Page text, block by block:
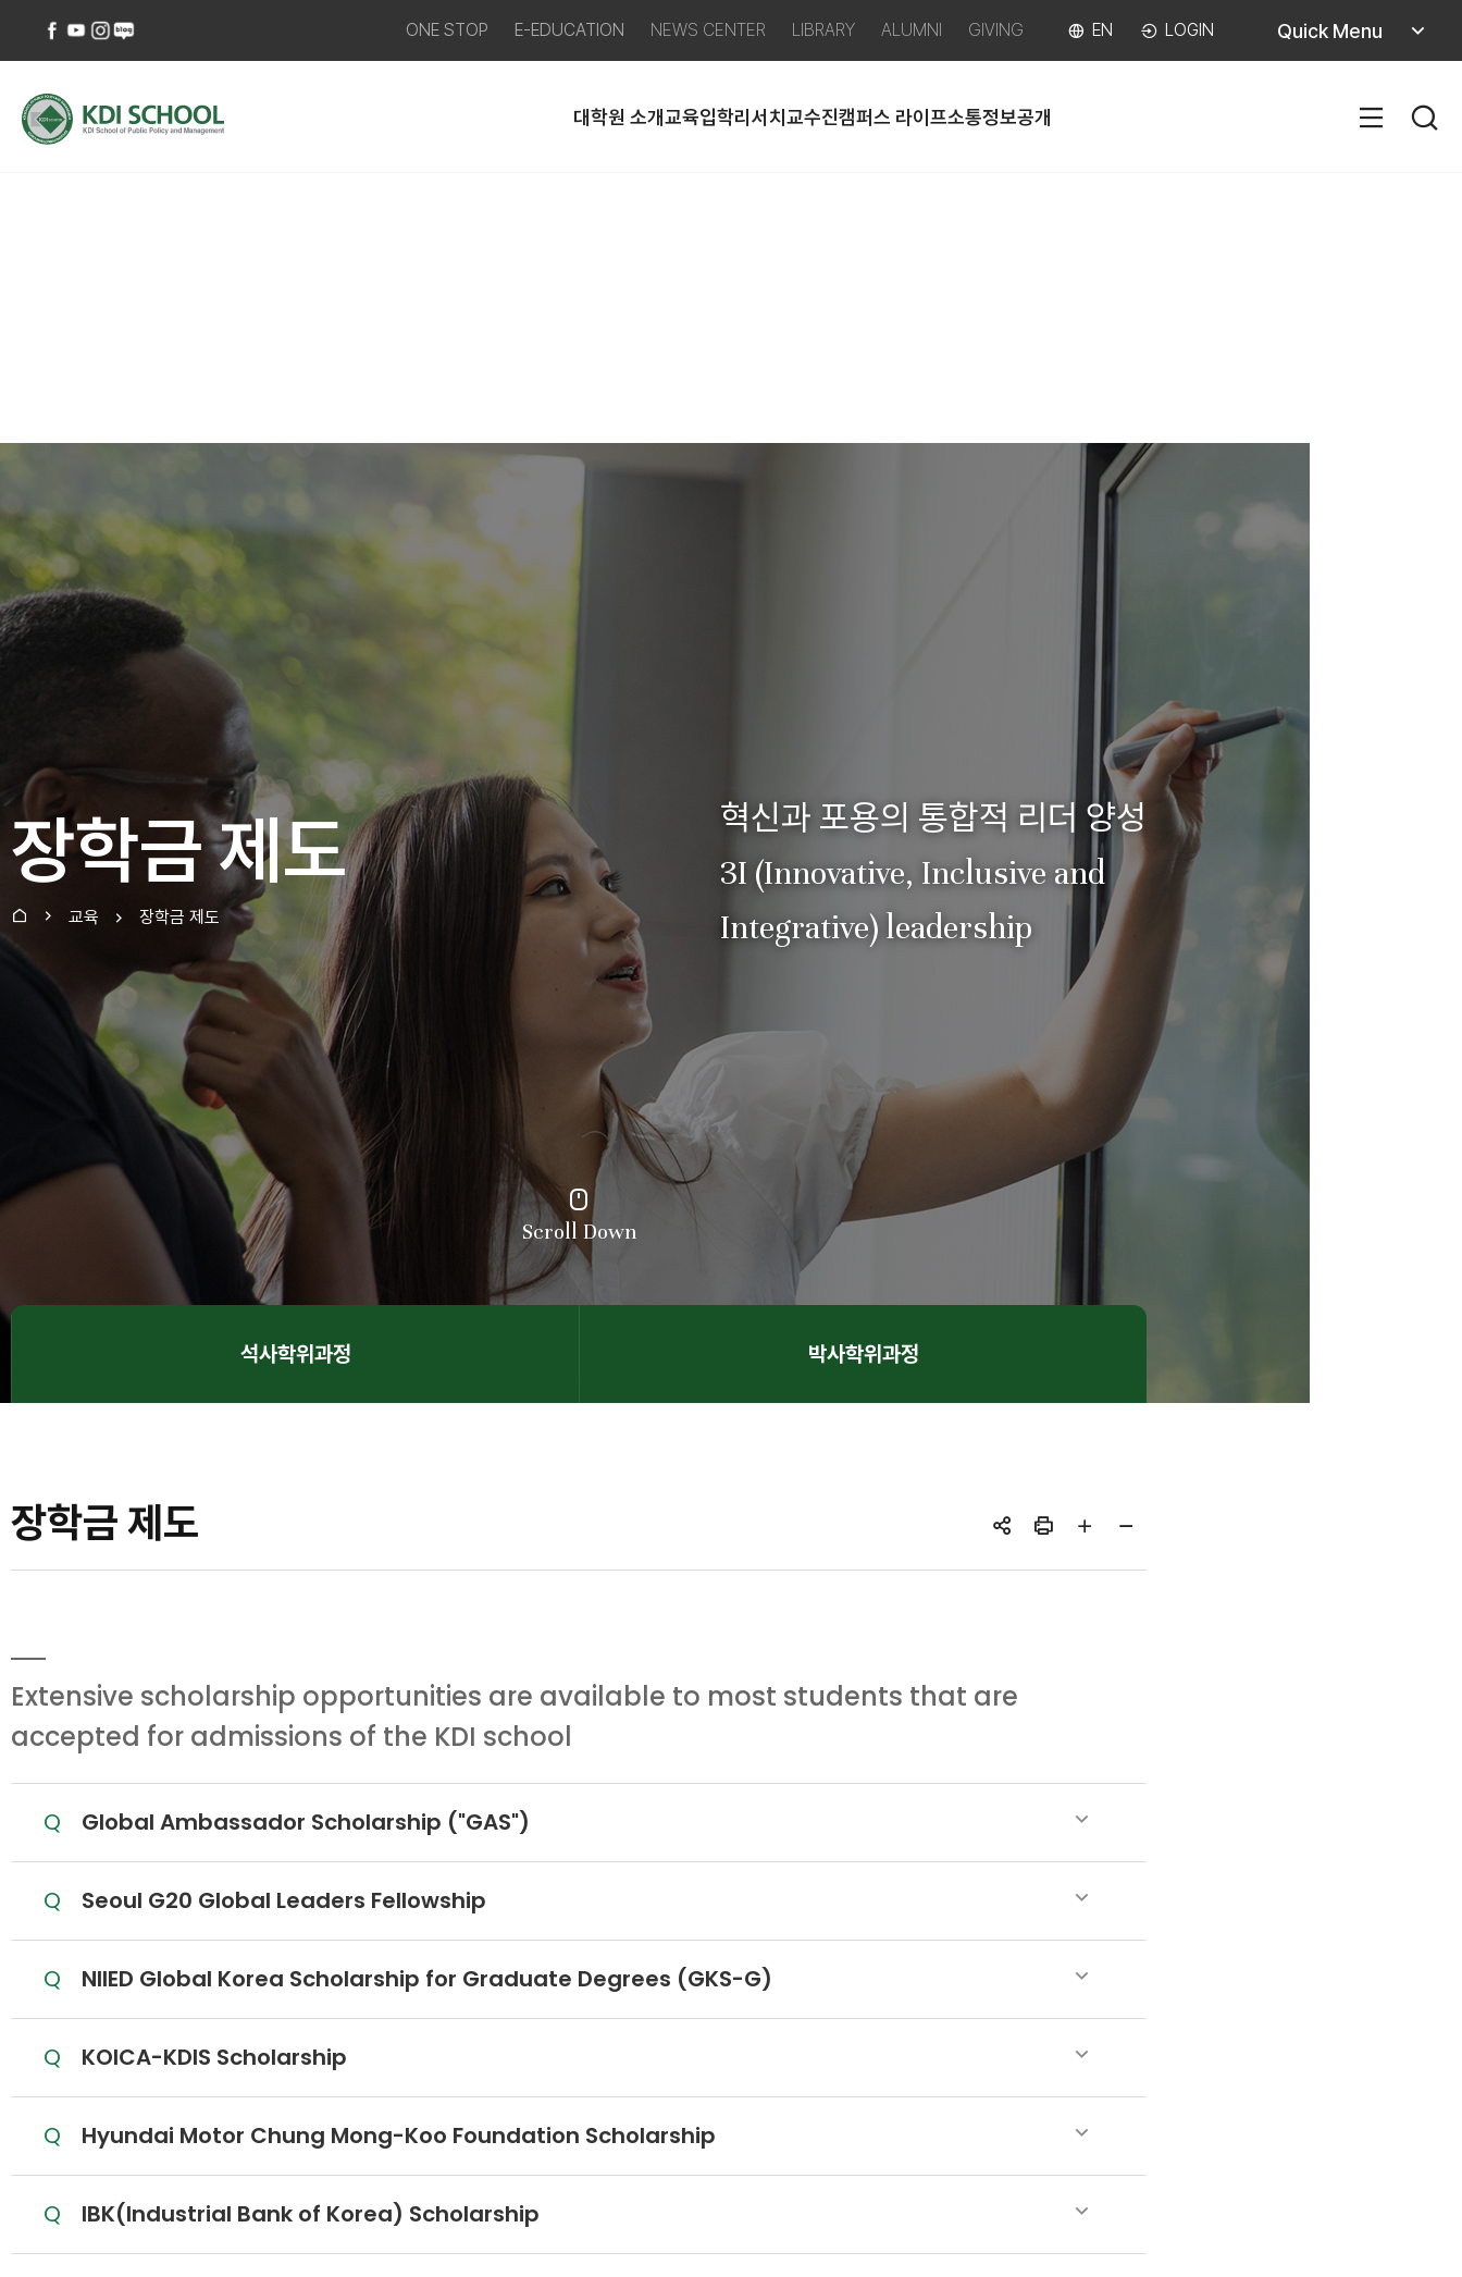
페이스북
바로가기
유튜브
바로가기
인스타그램
바로가기
네이버
블로그
ONE STOP E-EDUCATION NEWS CENTER LIBRARY ALUMNI GIVING EN LOGIN Quick Menu 퀵메뉴
열기
대학원 소개교육입학리서치 교수진캠퍼스 라이프소통정보공개
장학금 제도
교육 장학금 제도
혁신과 포용의 통합적 리더 양성
3I (Innovative, Inclusive and
Integrative) leadership
Scroll Down
석사학위과정 박사학위과정
장학금 제도
공유하기
인쇄글자 글자
Extensive scholarship opportunities are available to most students that are
accepted for admissions of the KDI school
질문
Global Ambassador Scholarship ("GAS")
질문
Seoul G20 Global Leaders Fellowship
질문
NIIED Global Korea Scholarship for Graduate Degrees (GKS-G)
질문
KOICA-KDIS Scholarship
질문
Hyundai Motor Chung Mong-Koo Foundation Scholarship
질문
IBK(Industrial Bank of Korea) Scholarship